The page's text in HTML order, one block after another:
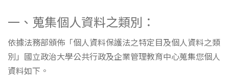
一、蒐集個人資料之類別：
依據法務部頒佈「個人資料保護法之特定目及個人資料之類
別」國立政治大學公共行政及企業管理教育中心蒐集您個人
資料如下。